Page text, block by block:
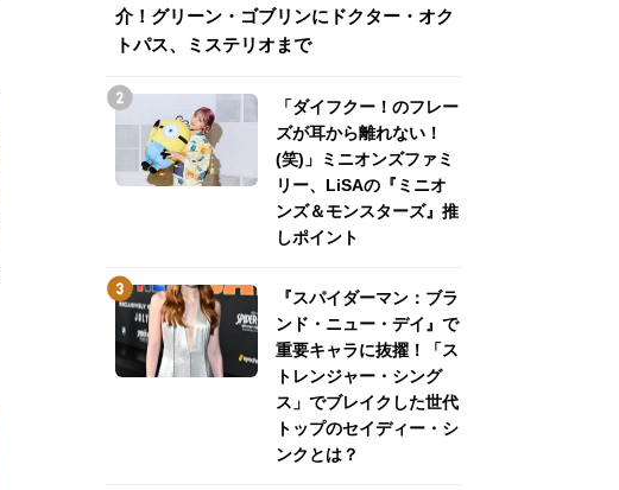
介！グリーン・ゴブリンにドクター・オク
トパス、ミステリオまで
「ダイフクー！のフレー
ズが耳から離れない！
(笑)」ミニオンズファミ
リー、LiSAの『ミニオ
ンズ＆モンスターズ』推
しポイント
『スパイダーマン：ブラ
ンド・ニュー・デイ』で
重要キャラに抜擢！「ス
トレンジャー・シング
ス」でブレイクした世代
トップのセイディー・シ
ンクとは？